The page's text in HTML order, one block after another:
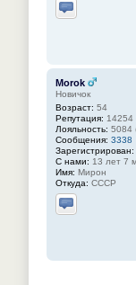
Morok
Новичок
Возраст: 54
Репутация: 14254
Лояльность: 5084
Сообщения: 3338
Зарегистрирован:
С нами: 13 лет 7
Имя: Мирон
Откуда: СССР